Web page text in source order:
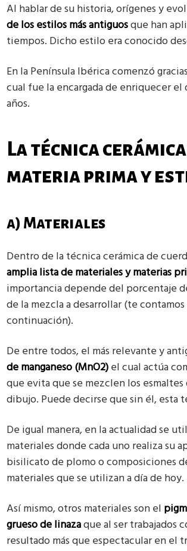
Al hablar de su historia, orígenes y
de los estilos más antiguosque han
tiempos. Dicho estilo era conocido
En la Península Ibérica comenzó
cual fue la encargada de enriquecer
años.
La técnica
materia prima y
a) Materiales
Dentro de la técnica cerámica de
amplia lista de materiales y materias
importancia depende del porcentaje
de la mezcla a desarrollar (te
continuación).
De entre todos, el más relevante y
de manganeso (MnO2)el cual actúa
que evita que se mezclen los
dibujo. Puede decirse que sin él, esta
De igual manera, en la actualidad se
materiales donde cada uno realiza su
bisilicato de plomo o composiciones
materiales que se utilizan a día de hoy.
Así mismo, otros materiales son el
grueso de linazaque al ser trabajados
resultado más que espectacular en el